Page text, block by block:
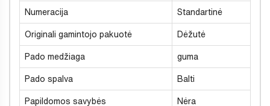
Numeracija Standartinė
Originali gamintojo pakuotė Dėžutė
Pado medžiaga guma
Pado spalva Balti
Papildomos savybės Nėra